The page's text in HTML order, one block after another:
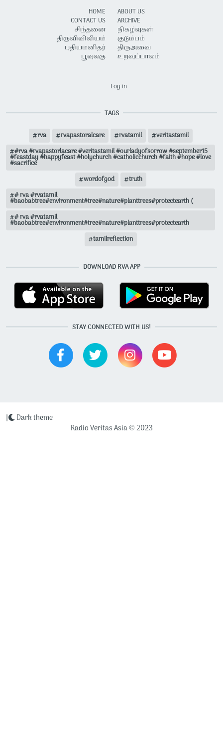
HOME
CONTACT US
சிந்தனை
திருவிவிலியம்
புதியமனிதர்
பூவுலகு
ABOUT US
ARCHIVE
நிகழ்வுகள்
குடும்பம்
திருஅவை
உறவுப்பாலம்
Log in
TAGS
rva rvapastoralcare rvatamil
veritastamil
#rva #rvapastorlacare #veritastamil #ourladyofsorrow #september15
#feastday #happyfeast #holychurch #catholicchurch #faith #hope #love
#sacrifice
wordofgod
truth
# rva #rvatamil
#baobabtree#environment#tree#nature#planttrees#protectearth (
# rva #rvatamil
#baobabtree#environment#tree#nature#planttrees#protectearth
tamilreflection
DOWNLOAD RVA APP
STAY CONNECTED WITH US!
Radio Veritas Asia © 2023
| Dark theme